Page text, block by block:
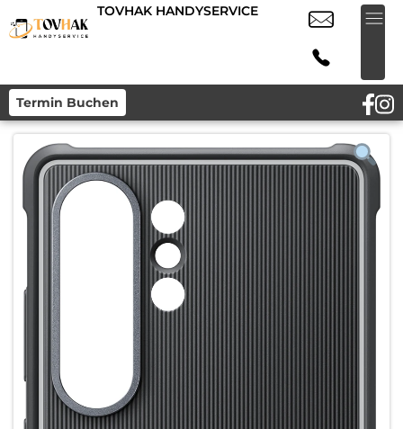
TOVHAK HANDYSERVICE
Termin Buchen